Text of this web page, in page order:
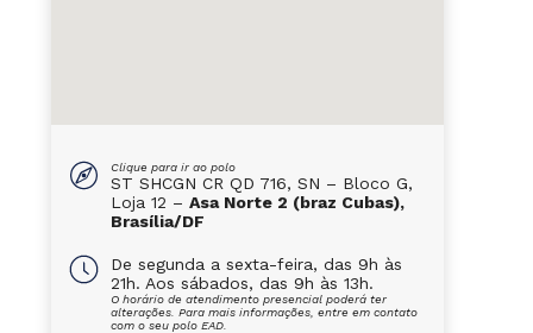
Clique para ir ao polo
ST SHCGN CR QD 716, SN – Bloco G,
Loja 12 – Asa Norte 2 (braz Cubas),
Brasília/DF
De segunda a sexta-feira, das 9h às
21h. Aos sábados, das 9h às 13h.
O horário de atendimento presencial poderá ter
alterações. Para mais informações, entre em contato
com o seu polo EAD.